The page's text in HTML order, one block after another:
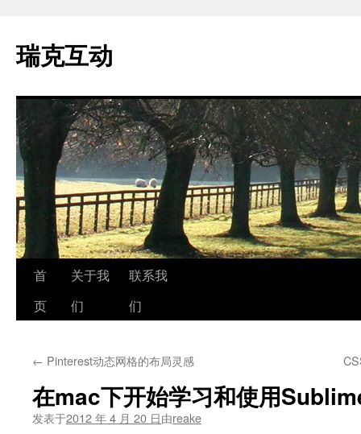
瑞克互动
跳
至
文
首
页
关于我
们
联系我
们
← Pinterest动态网格的布局灵感
在mac下开始学习和使用
发表于2012 年 4 月 20 日由reake